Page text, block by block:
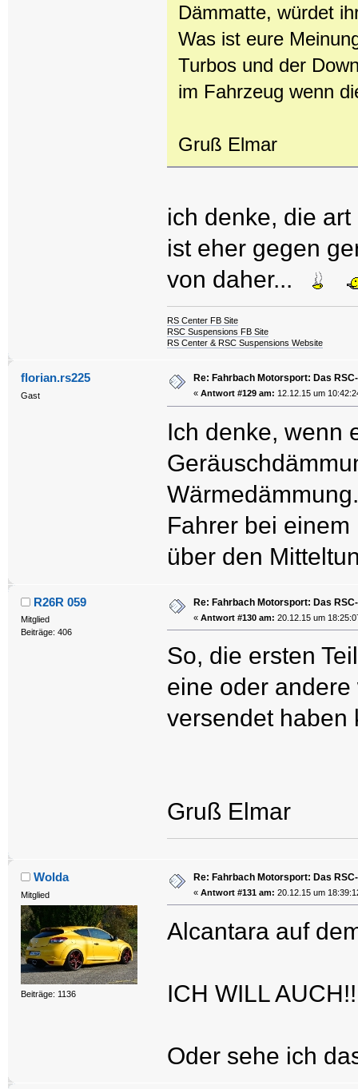
Dämmatte, würdet
Was ist eure
Turbos und der
im Fahrzeug wenn
Gruß Elmar
ich denke, die
ist eher gegen
von daher...
RS Center FB Site
RSC Suspensions FB Site
RS Center & RSC Suspensions Website
florian.rs225
Gast
Re: Fahrbach Motorsport: Das
« Antwort #129 am: 12.12.15 um
Ich denke, wenn
Fahrer bei
über den
R26R 059
Mitglied
Beiträge: 406
Re: Fahrbach Motorsport: Das
« Antwort #130 am: 20.12.15 um
So, die ersten
eine oder
versendet haben
Gruß Elmar
Wolda
Mitglied
Beiträge: 1136
Re: Fahrbach Motorsport: Das
« Antwort #131 am: 20.12.15 um
Alcantara auf
ICH WILL
Oder sehe ich